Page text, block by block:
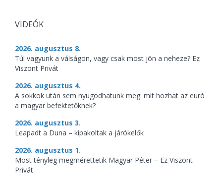
VIDEÓK
2026. augusztus 8.
Túl vagyunk a válságon, vagy csak most jön a neheze? Ez
Viszont Privát
2026. augusztus 4.
A sokkok után sem nyugodhatunk meg: mit hozhat az euró
a magyar befektetőknek?
2026. augusztus 3.
Leapadt a Duna – kipakoltak a járókelők
2026. augusztus 1.
Most tényleg megmérettetik Magyar Péter – Ez Viszont
Privát